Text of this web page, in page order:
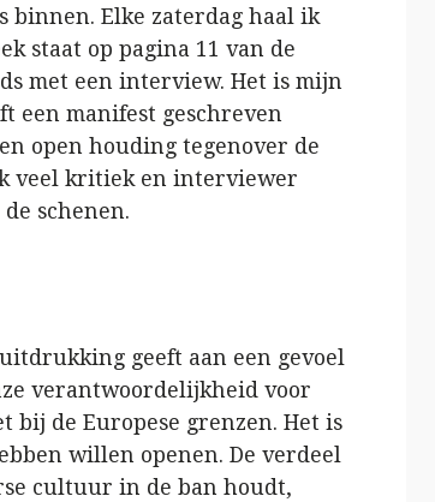
binnen. Elke zaterdag haal ik
staat op pagina 11 van de
met een interview. Het is mijn
een manifest geschreven
open houding tegenover de
veel kritiek en interviewer
schenen.
geeft aan een gevoel
verantwoordelijkheid voor
bij de Europese grenzen. Het is
willen openen. De verdeel
cultuur in de ban houdt,